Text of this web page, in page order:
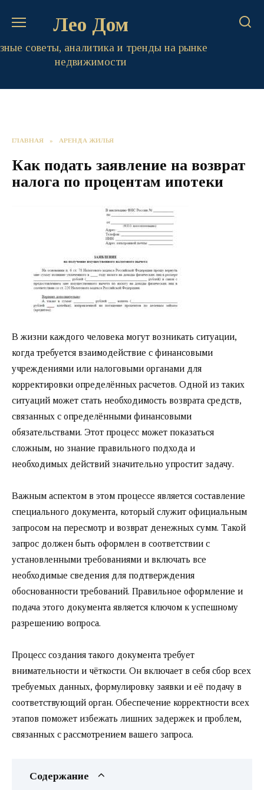
Лео Дом
советы, аналитика и тренды на рынке
недвижимости
ГЛАВНАЯ » АРЕНДА ЖИЛЬЯ
Как подать заявление на возврат
налога по процентам ипотеки
В жизни каждого человека могут возникать ситуации,
когда требуется взаимодействие с финансовыми
учреждениями или налоговыми органами для
корректировки определённых расчетов. Одной из таких
ситуаций может стать необходимость возврата средств,
связанных с определёнными финансовыми
обязательствами. Этот процесс может показаться
сложным, но знание правильного подхода и
необходимых действий значительно упростит задачу.
Важным аспектом в этом процессе является составление
специального документа, который служит официальным
запросом на пересмотр и возврат денежных сумм. Такой
запрос должен быть оформлен в соответствии с
установленными требованиями и включать все
необходимые сведения для подтверждения
обоснованности требований. Правильное оформление и
подача этого документа является ключом к успешному
разрешению вопроса.
Процесс создания такого документа требует
внимательности и чёткости. Он включает в себя сбор всех
требуемых данных, формулировку заявки и её подачу в
соответствующий орган. Обеспечение корректности всех
этапов поможет избежать лишних задержек и проблем,
связанных с рассмотрением вашего запроса.
Содержание